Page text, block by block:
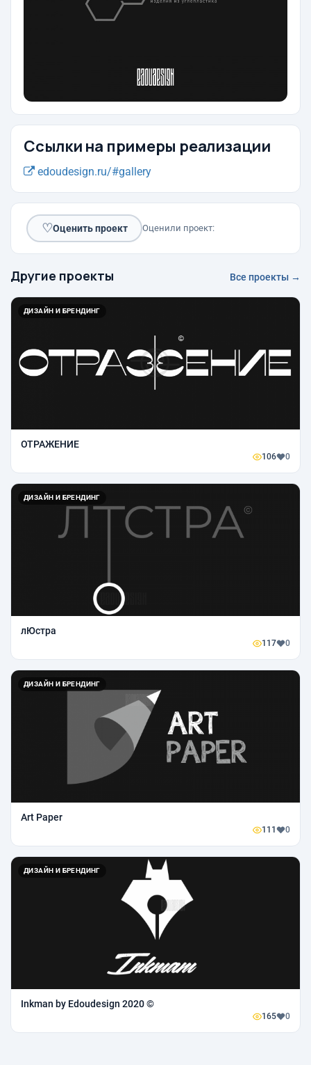
Ссылки на примеры реализации
edoudesign.ru/#gallery
♡Оценить проект Оценили проект:
Другие проекты Все проекты →
ДИЗАЙН И БРЕНДИНГ
ОТРАЖЕНИЕ
106 0
ДИЗАЙН И БРЕНДИНГ
лЮстра
117 0
ДИЗАЙН И БРЕНДИНГ
Art Paper
111 0
ДИЗАЙН И БРЕНДИНГ
Inkman by Edoudesign 2020 ©
165 0